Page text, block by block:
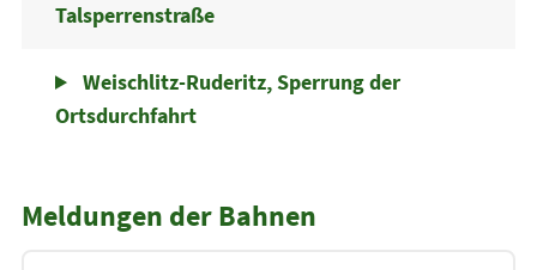
Talsperrenstraße
Weischlitz-Ruderitz, Sperrung der
Ortsdurchfahrt
Meldungen der Bahnen